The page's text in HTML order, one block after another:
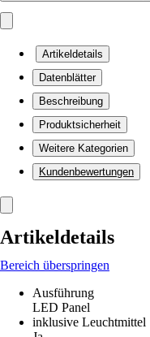
Artikeldetails
Datenblätter
Beschreibung
Produktsicherheit
Weitere Kategorien
Kundenbewertungen
Artikeldetails
Bereich überspringen
Ausführung
LED Panel
inklusive Leuchtmittel